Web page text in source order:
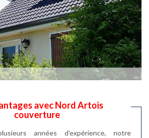
avec Nord Artois
couverture
années d’expérience, notre